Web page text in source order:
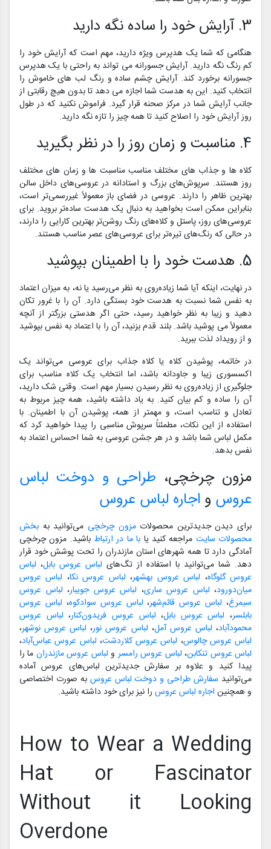
3. آرایش خود را ساده نگه دارید
هنگامی که شما یک هدپرس ویژه دارید، مهم است که آرایش خود را
کم رنگ نگه دارید. آرایش جسورانه می تواند به راحتی با یک هدپرس
جسورانه برخورد کند. آرایش چشم ساده و رنگ لب های خاموش را
انتخاب کنید. این به هدست شما اجازه می دهد تا بدون هیچ رقابتی از
جانب آرایش شما در مرکز صحنه قرار گیرد. فراموش نکنید که در طول
روز آرایش خود را اصلاح کنید تا همه چیز را تازه نگه دارید.
4. مناسبت و زمان روز را در نظر بگیرید
کلاه ها و جذاب های مختلف مناسب مناسبت ها و زمان های مختلف
روز هستند. سرپوش‌های بزرگ و استادانه در عروسی‌های داخل سالن
بهترین ظاهر را دارند. عروسی در فضای باز معمولاً غیررسمی‌تر است،
بنابراین ممکن است بخواهید به دنبال یک هدست ساده‌تر بروید. برای
عروسی‌های روز، پاستل و کلاه‌های رنگ روشن‌تر بهترین کارایی را دارند،
در حالی که رنگ‌های تیره‌تر برای عروسی‌های عصر مناسب هستند.
5. هدست خود را با اطمینان بپوشید
در نهایت، اینکه آیا شما زیاده‌روی به نظر می‌رسید یا نه، به میزان اعتماد
به نفس شما نسبت به هدست خود بستگی دارد. آن را با غرور تکان
دهید و زیبا به نظر خواهید رسید، حتی اگر هدستی بزرگتر از آنچه
معمولاً می پوشید باشد. بلند قدم بزنید، آن را با اعتماد به نفس بپوشید
و از رویداد لذت ببرید.
در خاتمه، پوشیدن کلاه یا کلاه جذاب برای عروسی می‌تواند یک
اکسسوری زیبا و جاودانه باشد، اما انتخاب یک کلاه مناسب برای
جلوگیری از زیاده‌روی به نظر رسیدن بسیار مهم است. وقتی شک دارید،
آن را ساده و کم بیان کنید. به یاد داشته باشید، همه چیز مربوط به
تعادل و تناسب است، و مهمتر از همه، پوشیدن آن با اطمینان. با
استفاده از این نکات، مطمئناً سرپوش مناسبی را پیدا خواهید کرد که
مکمل لباس شما باشد و در هر جشن عروسی به شما احساس اعتماد به
نفس بدهد.
مزون چرخچی، طراحی و دوخت لباس
عروس و اجاره لباس عروس
برای دیدن جدیدترین محصولاتمزون چرخچی می‌توانید به بخش
محصولات سایت مراجعه کنید یا با ما در ارتباط باشید. مزون چرخچی
آمادگی دارد تا همه شهرهای استان مازندران را تحت پوشش خود قرار
دهد. شما می‌توانید با استفاده از تگ‌های لباس عروس بابل، لباس
عروس گلوگاه، لباس عروس بهشهر، لباس عروس نکا، لباس عروس
میان‌دورود، لباس عروس ساری، لباس عروس جویبار، لباس عروس
سیمرغ، لباس عروس قائم‌شهر، لباس عروس سوادکوه، لباس عروس
بابلسر، لباس عروس بابل، لباس عروس فریدون‌کنار، لباس عروس
محمودآباد، لباس عروس آمل، لباس عروس نور، لباس عروس نوشهر،
لباس عروس چالوس، لباس عروس کلاردشت، لباس عروس عباس‌آباد،
لباس عروس تنکابن، لباس عروس رامسر و لباس عروس مازندران ما را
پیدا کنید و علاوه بر سفارش جدیدترین لباس‌های عروس آماده
می‌توانید سفارش طراحی و دوخت لباس عروس به صورت اختصاصی
و همچنین اجاره لباس عروس را نیز برای خود داشته باشید.
How to Wear a Wedding
Hat or Fascinator
Without it Looking
Overdone